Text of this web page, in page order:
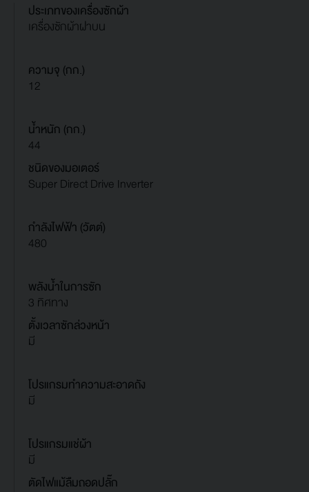
ประเภทของเครื่องซักผ้า
เครื่องซักผ้าฝาบน
ความจุ (กก.)
12
น้ำหนัก (กก.)
44
ชนิดของมอเตอร์
Super Direct Drive Inverter
กำลังไฟฟ้า (วัตต์)
480
พลังน้ำในการซัก
3 ทิศทาง
ตั้งเวลาซักล่วงหน้า
มี
โปรแกรมทำความสะอาดถัง
มี
โปรแกรมแช่ผ้า
มี
ตัดไฟแม้ลืมถอดปลั๊ก